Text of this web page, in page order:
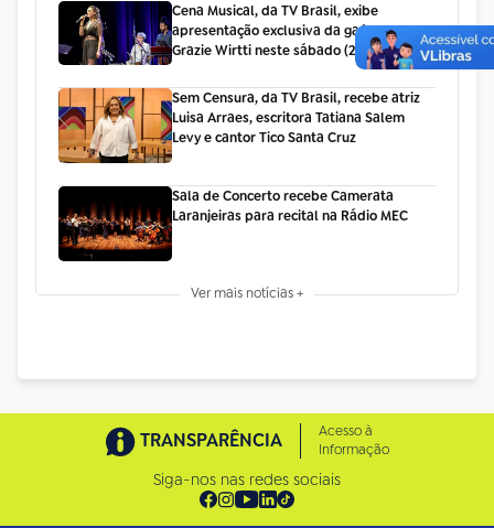
Cena Musical, da TV Brasil, exibe
apresentação exclusiva da gaúcha
Grazie Wirtti neste sábado (25/7)
Sem Censura, da TV Brasil, recebe atriz
Luisa Arraes, escritora Tatiana Salem
Levy e cantor Tico Santa Cruz
Sala de Concerto recebe Camerata
Laranjeiras para recital na Rádio MEC
Ver mais notícias +
TRANSPARÊNCIA
Acesso à
Informação
Siga-nos nas redes sociais